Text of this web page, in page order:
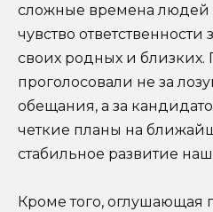
сложные времена людей
чувство
своих родных и близких.
проголосовали не за
обещания, а за
четкие планы на
стабильное развитие
Кроме того, оглушающая